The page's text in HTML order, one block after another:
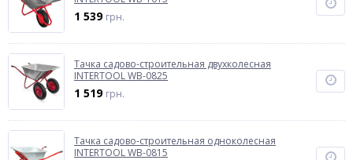
1 539 грн.
Тачка садово-строительная двухколесная
INTERTOOL WB-0825
1 519 грн.
Тачка садово-строительная одноколесная
INTERTOOL WB-0815